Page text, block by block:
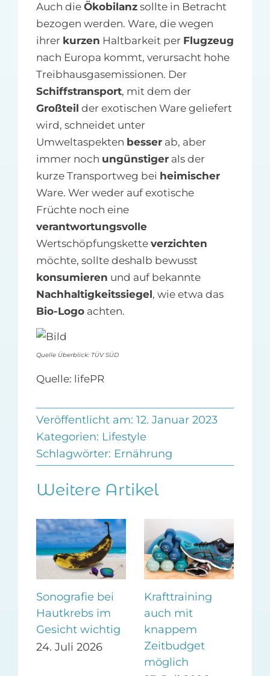
Auch die Ökobilanzsollte in Betracht
bezogen werden. Ware, die wegen
ihrer kurzen Haltbarkeit per Flugzeug
nach Europa kommt, verursacht hohe
Treibhausgasemissionen. Der
Schiffstransport, mit dem der
Großteil der exotischen Ware geliefert
wird, schneidet unter
Umweltaspekten besserab, aber
immer noch ungünstigerals der
kurze Transportweg bei heimischer
Ware. Wer weder auf exotische
Früchte noch eine
verantwortungsvolle
Wertschöpfungskette verzichten
möchte, sollte deshalb bewusst
konsumieren und auf bekannte
Nachhaltigkeitssiegel, wie etwa das
Bio-Logoachten.
Quelle Überblick: TÜV SÜD
Quelle: lifePR
Veröffentlicht am: 12. Januar 2023
Kategorien: Lifestyle
Schlagwörter: Ernährung
Weitere Artikel
Sonografie bei
Hautkrebs im
Gesicht wichtig
24. Juli 2026
Krafttraining
auch mit
knappem
Zeitbudget
möglich